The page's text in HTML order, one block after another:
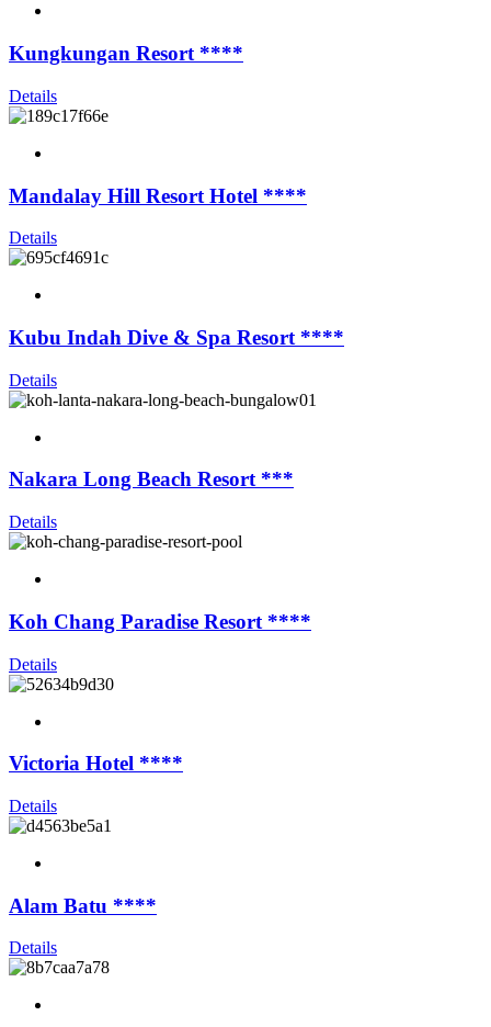
Kungkungan Resort ****
Details
Mandalay Hill Resort Hotel ****
Details
Kubu Indah Dive & Spa Resort ****
Details
Nakara Long Beach Resort ***
Details
Koh Chang Paradise Resort ****
Details
Victoria Hotel ****
Details
Alam Batu ****
Details